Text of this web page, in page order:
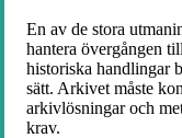
En av de stora
hantera övergången
historiska handlingar
sätt. Arkivet måste
arkivlösningar och
krav.